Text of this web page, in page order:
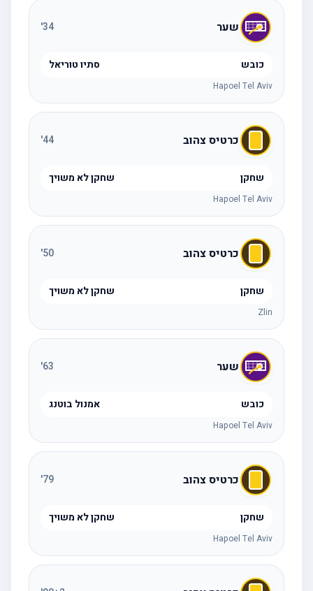
שער 34
'
כובש סתיו טוריאל
Hapoel Tel Aviv
כרטיס צהוב 44
'
שחקן שחקן לא משויך
Hapoel Tel Aviv
כרטיס צהוב 50
'
שחקן שחקן לא משויך
Zlin
שער 63
'
כובש אמנול בוטנג
Hapoel Tel Aviv
כרטיס צהוב 79
'
שחקן שחקן לא משויך
Hapoel Tel Aviv